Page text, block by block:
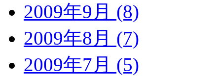
2009年9月 (8)
2009年8月 (7)
2009年7月 (5)